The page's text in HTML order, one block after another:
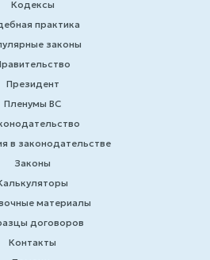
Кодексы
практика
законы
Президент
Пленумы ВС
в законодательстве
Законы
материалы
договоров
Контакты